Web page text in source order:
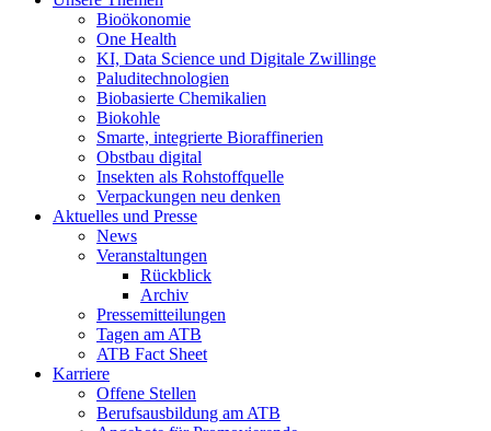
Bioökonomie
One Health
KI, Data Science und Digitale Zwillinge
Paluditechnologien
Biobasierte Chemikalien
Biokohle
Smarte, integrierte Bioraffinerien
Obstbau digital
Insekten als Rohstoffquelle
Verpackungen neu denken
Aktuelles und Presse
News
Veranstaltungen
Rückblick
Archiv
Pressemitteilungen
Tagen am ATB
ATB Fact Sheet
Karriere
Offene Stellen
Berufsausbildung am ATB